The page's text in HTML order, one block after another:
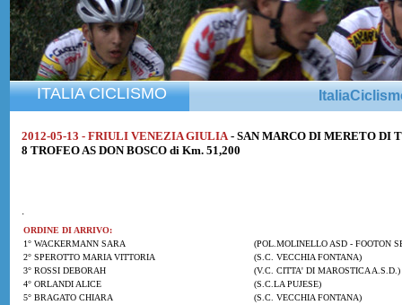
ITALIA CICLISMO
2012-05-13 - FRIULI VENEZIA GIULIA - SAN MARCO DI MERETO DI
8 TROFEO AS DON BOSCO di Km. 51,200
.
ORDINE DI ARRIVO:
1° WACKERMANN SARA
(POL.MOLINELLO ASD - FOOTON
2° SPEROTTO MARIA VITTORIA
(S.C. VECCHIA FONTANA)
3° ROSSI DEBORAH
(V.C. CITTA' DI MAROSTICA A.S.D.)
4° ORLANDI ALICE
(S.C.LA PUJESE)
5° BRAGATO CHIARA
(S.C. VECCHIA FONTANA)